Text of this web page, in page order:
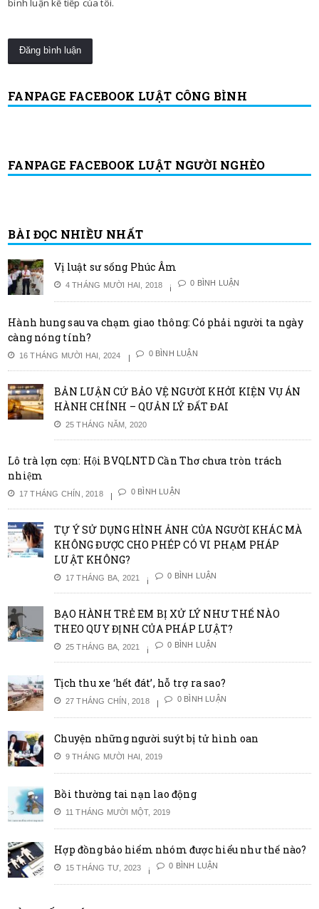
bình luận kế tiếp của tôi.
FANPAGE FACEBOOK LUẬT CÔNG BÌNH
FANPAGE FACEBOOK LUẬT NGƯỜI NGHÈO
BÀI ĐỌC NHIỀU NHẤT
Vị luật sư sống Phúc Âm
4 THÁNG MƯỜI HAI, 2018 0 BÌNH LUẬN
Hành hung sau va chạm giao thông: Có phải người ta ngày
càng nóng tính?
16 THÁNG MƯỜI HAI, 2024 0 BÌNH LUẬN
BẢN LUẬN CỨ BẢO VỆ NGƯỜI KHỞI KIỆN VỤ ÁN
HÀNH CHÍNH – QUẢN LÝ ĐẤT ĐAI
25 THÁNG NĂM, 2020
Lô trà lợn cợn: Hội BVQLNTD Cần Thơ chưa tròn trách
nhiệm
17 THÁNG CHÍN, 2018 0 BÌNH LUẬN
TỰ Ý SỬ DỤNG HÌNH ẢNH CỦA NGƯỜI KHÁC MÀ
KHÔNG ĐƯỢC CHO PHÉP CÓ VI PHẠM PHÁP
LUẬT KHÔNG?
17 THÁNG BA, 2021 0 BÌNH LUẬN
BẠO HÀNH TRẺ EM BỊ XỬ LÝ NHƯ THẾ NÀO
THEO QUY ĐỊNH CỦA PHÁP LUẬT?
25 THÁNG BA, 2021 0 BÌNH LUẬN
Tịch thu xe ‘hết đát’, hỗ trợ ra sao?
27 THÁNG CHÍN, 2018 0 BÌNH LUẬN
Chuyện những người suýt bị tử hình oan
9 THÁNG MƯỜI HAI, 2019
Bồi thường tai nạn lao động
11 THÁNG MƯỜI MỘT, 2019
Hợp đồng bảo hiểm nhóm được hiểu như thế nào?
15 THÁNG TƯ, 2023 0 BÌNH LUẬN